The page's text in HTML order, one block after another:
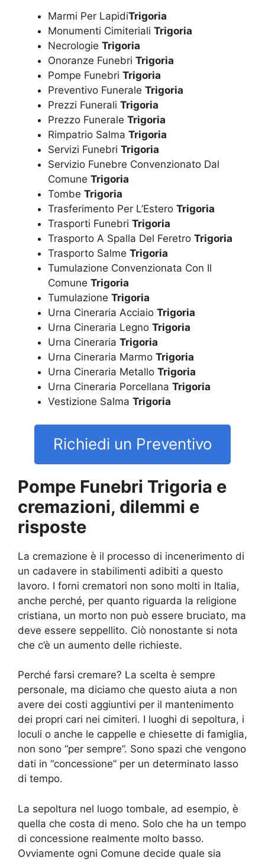
Marmi Per LapidiTrigoria
Monumenti Cimiteriali Trigoria
Necrologie Trigoria
Onoranze Funebri Trigoria
Pompe Funebri Trigoria
Preventivo Funerale Trigoria
Prezzi Funerali Trigoria
Prezzo Funerale Trigoria
Rimpatrio Salma Trigoria
Servizi Funebri Trigoria
Servizio Funebre Convenzionato Dal
Comune Trigoria
Tombe Trigoria
Trasferimento Per L’Estero Trigoria
Trasporti Funebri Trigoria
Trasporto A Spalla Del Feretro Trigoria
Trasporto Salme Trigoria
Tumulazione Convenzionata Con Il
Comune Trigoria
Tumulazione Trigoria
Urna Cineraria Acciaio Trigoria
Urna Cineraria Legno Trigoria
Urna Cineraria Trigoria
Urna Cineraria Marmo Trigoria
Urna Cineraria Metallo Trigoria
Urna Cineraria Porcellana Trigoria
Vestizione Salma Trigoria
Richiedi un Preventivo
Pompe Funebri Trigoria e
cremazioni, dilemmi e
risposte
La cremazione è il processo di incenerimento di
un cadavere in stabilimenti adibiti a questo
lavoro. I forni crematori non sono molti in Italia,
anche perché, per quanto riguarda la religione
cristiana, un morto non può essere bruciato, ma
deve essere seppellito. Ciò nonostante si nota
che c’è un aumento delle richieste.
Perché farsi cremare? La scelta è sempre
personale, ma diciamo che questo aiuta a non
avere dei costi aggiuntivi per il mantenimento
dei propri cari nei cimiteri. I luoghi di sepoltura, i
loculi o anche le cappelle e chiesette di famiglia,
non sono “per sempre”. Sono spazi che vengono
dati in “concessione” per un determinato lasso
di tempo.
La sepoltura nel luogo tombale, ad esempio, è
quella che costa di meno. Solo che ha un tempo
di concessione realmente molto basso.
Ovviamente ogni Comune decide quale sia